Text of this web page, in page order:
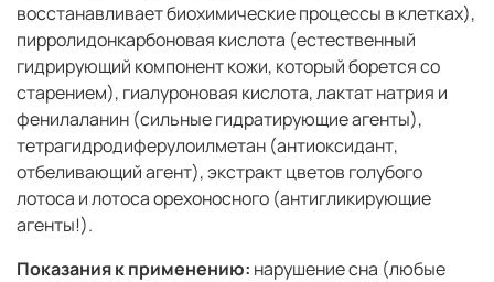
восстанавливает биохимические процессы в клетках),
пирролидонкарбоновая кислота (естественный
гидрирующий компонент кожи, который борется со
старением), гиалуроновая кислота, лактат натрия и
фенилаланин (сильные гидратирующие агенты),
тетрагидродиферулоилметан (антиоксидант,
отбеливающий агент), экстракт цветов голубого
лотоса и лотоса орехоносного (антигликирующие
агенты!).
Показания к применению: нарушение сна (любые